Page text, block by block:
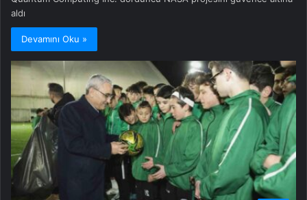
aldı
Devamını Oku »